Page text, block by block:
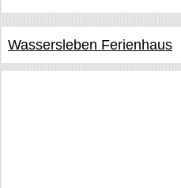
Wassersleben Ferienhaus